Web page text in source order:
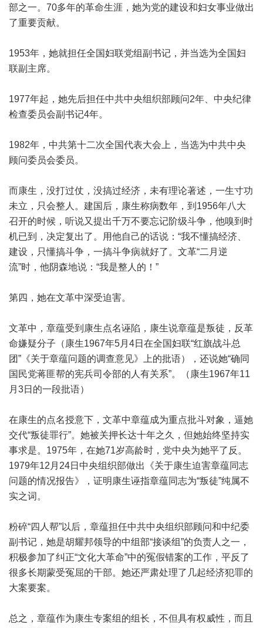
部之一。70多年的革命生涯，她为党的建设和妇女事业做出
了重要贡献。
1953年，她就担任全国妇联党组副书记，并当选为全国妇
联副主席。
1977年起，她先后担任中共中央组织部顾问2年、中央纪律
检查委员会副书记4年。
1982年，中共第十二次全国代表大会上，当选为中共中央
顾问委员会委员。
而康生，没打过仗，没搞过经济，未有理论著述，一生寸功
未立，只会整人。建国后，康生称病数年，到1956年八大
召开的时候，听说又提出千万不要忘记阶级斗争，他嗅到时
机已到，决定复出了。用他自己的话说：“我不懂搞经济、
建设，只懂搞斗争，一搞斗争病就好了。文革“二月逆
流”时，他阴森地说：“我是整人的！”
第四，她在文革中深受迫害。
文革中，章蕴受到康生点名诬陷，康生说章蕴是叛徒，反革
命嫌疑分子（康生1967年5月4日在全国妇联“红旗战斗总
团”《关于章蕴问题的调查意见》上的批语），还说她“确同
国民党蒋匪帮的宪兵司令部的人有关系”。（康生1967年11
月3日的一段批语）
在康生的点名授意下，文革中章蕴成为重点批斗对象，逼她
交代“叛徒罪行”。她被关押长达十年之久，但她始终坚持实
事求是。1975年，在她71岁高龄时，党中央为她平了反。
1979年12月24日中央组织部做出《关于康生迫害章蕴同志
问题的情况报告》，证明康生诬指章蕴同志为“叛徒”纯属不
实之词。
粉碎“四人帮”以后，章蕴担任中共中央组织部顾问和中纪委
副书记，她是胡耀邦领导的中组部“接谈组”的负责人之一，
积极参加了纠正“文化大革命”中的冤假错案的工作，平反了
很多长期蒙受冤屈的干部。她还严肃处理了几起经济犯罪的
大案要案。
总之，章蕴作为康生专案组的组长，不但具有权威性，而且